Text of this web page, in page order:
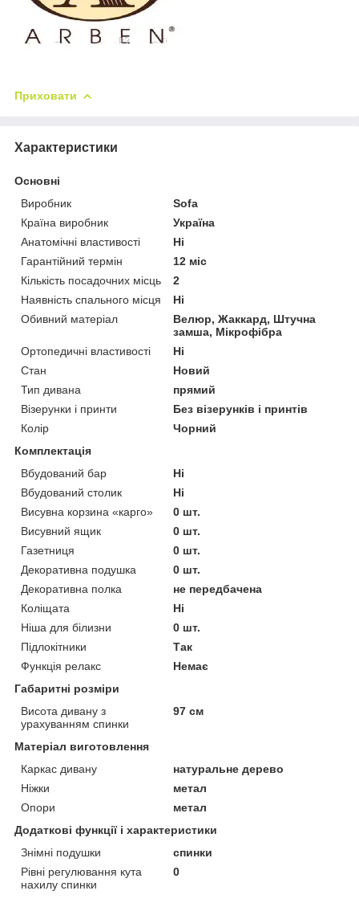
Приховати
Характеристики
Основні
Виробник
Sofa
Країна виробник
Україна
Анатомічні властивості
Ні
Гарантійний термін
12 міс
Кількість посадочних місць
2
Наявність спального місця
Ні
Обивний матеріал
Велюр, Жаккард, Штучна
замша, Мікрофібра
Ортопедичні властивості
Ні
Стан
Новий
Тип дивана
прямий
Візерунки і принти
Без візерунків і принтів
Колір
Чорний
Комплектація
Вбудований бар
Ні
Вбудований столик
Ні
Висувна корзина «карго»
0 шт.
Висувний ящик
0 шт.
Газетниця
0 шт.
Декоративна подушка
0 шт.
Декоративна полка
не передбачена
Коліщата
Ні
Ніша для білизни
0 шт.
Підлокітники
Так
Функція релакс
Немає
Габаритні розміри
Висота дивану з
урахуванням спинки
97 см
Матеріал виготовлення
Каркас дивану
натуральне дерево
Ніжки
метал
Опори
метал
Додаткові функції і характеристики
Знімні подушки
спинки
Рівні регулювання кута
нахилу спинки
0